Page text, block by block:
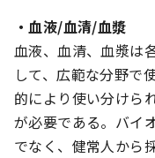
・血液/血清/血漿
血液、血清、血漿は
して、広範な分野で
的により使い分けら
が必要である。バイ
でなく、健常人から